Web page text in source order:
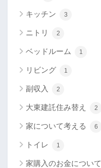
キッチン 3
ニトリ 2
ベッドルーム 1
リビング 1
副収入 2
大東建託住み替え 2
家について考える 6
トイレ 1
家購入のお金について